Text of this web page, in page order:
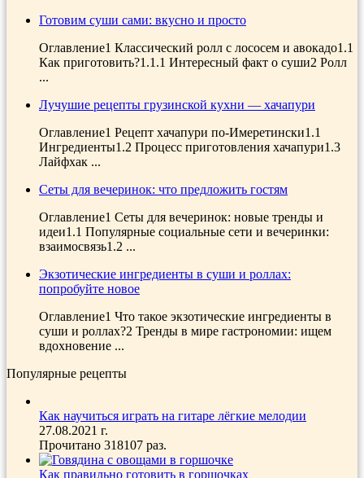
Готовим суши сами: вкусно и просто
Оглавление1 Классический ролл с лососем и авокадо1.1
Как приготовить?1.1.1 Интересный факт о суши2 Ролл
...
Лучушие рецепты грузинской кухни — хачапури
Оглавление1 Рецепт хачапури по-Имеретински1.1
Ингредиенты1.2 Процесс приготовления хачапури1.3
Лайфхак ...
Сеты для вечеринок: что предложить гостям
Оглавление1 Сеты для вечеринок: новые тренды и
идеи1.1 Популярные социальные сети и вечеринки:
взаимосвязь1.2 ...
Экзотические ингредиенты в суши и роллах:
попробуйте новое
Оглавление1 Что такое экзотические ингредиенты в
суши и роллах?2 Тренды в мире гастрономии: ищем
вдохновение ...
Популярные рецепты
Как научиться играть на гитаре лёгкие мелодии
27.08.2021 г.
Прочитано 318107 раз.
Как правильно готовить в горшочках